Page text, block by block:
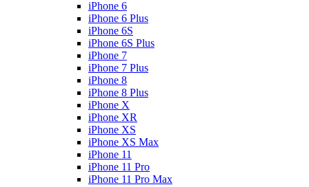
iPhone 6
iPhone 6 Plus
iPhone 6S
iPhone 6S Plus
iPhone 7
iPhone 7 Plus
iPhone 8
iPhone 8 Plus
iPhone X
iPhone XR
iPhone XS
iPhone XS Max
iPhone 11
iPhone 11 Pro
iPhone 11 Pro Max